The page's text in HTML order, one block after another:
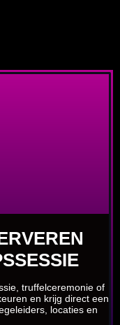
truffelceremonie of
en krijg direct een
locaties en